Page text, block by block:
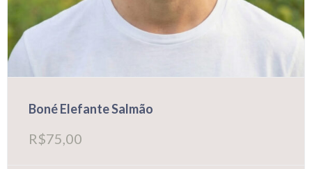
Boné Elefante Salmão
R$75,00